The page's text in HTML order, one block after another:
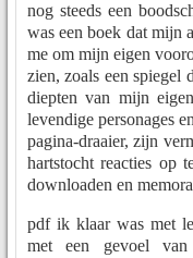
nog steeds een
was een boek dat mijn
me om mijn eigen
zien, zoals een spiegel
diepten van mijn
levendige personages
pagina-draaier, zijn
hartstocht reacties op
downloaden en
pdf ik klaar was met
met een gevoel